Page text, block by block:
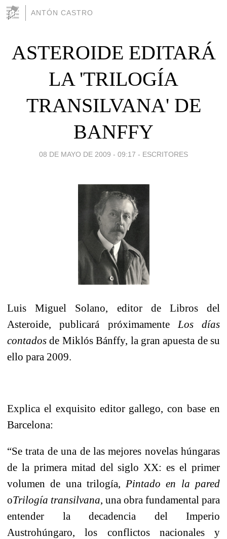
ANTÓN CASTRO
ASTEROIDE EDITARÁ
LA 'TRILOGÍA
TRANSILVANA' DE
BANFFY
08 DE MAYO DE 2009 - 09:17 - ESCRITORES
Luis Miguel Solano, editor de Libros del
Asteroide, publicará próximamente Los días
contados de Miklós Bánffy, la gran apuesta de su
ello para 2009.
Explica el exquisito editor gallego, con base en
Barcelona:
“Se trata de una de las mejores novelas húngaras
de la primera mitad del siglo XX: es el primer
volumen de una trilogía, Pintado en la pared
oTrilogía transilvana, una obra fundamental para
entender la decadencia del Imperio
Austrohúngaro, los conflictos nacionales y